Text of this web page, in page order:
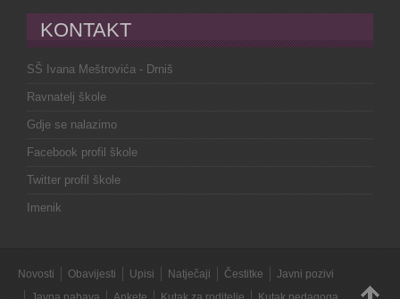
KONTAKT
SŠ Ivana Meštrovića - Drniš
Ravnatelj škole
Gdje se nalazimo
Facebook profil škole
Twitter profil škole
Imenik
Novosti Obavijesti Upisi Natječaji Čestitke
Javni pozivi